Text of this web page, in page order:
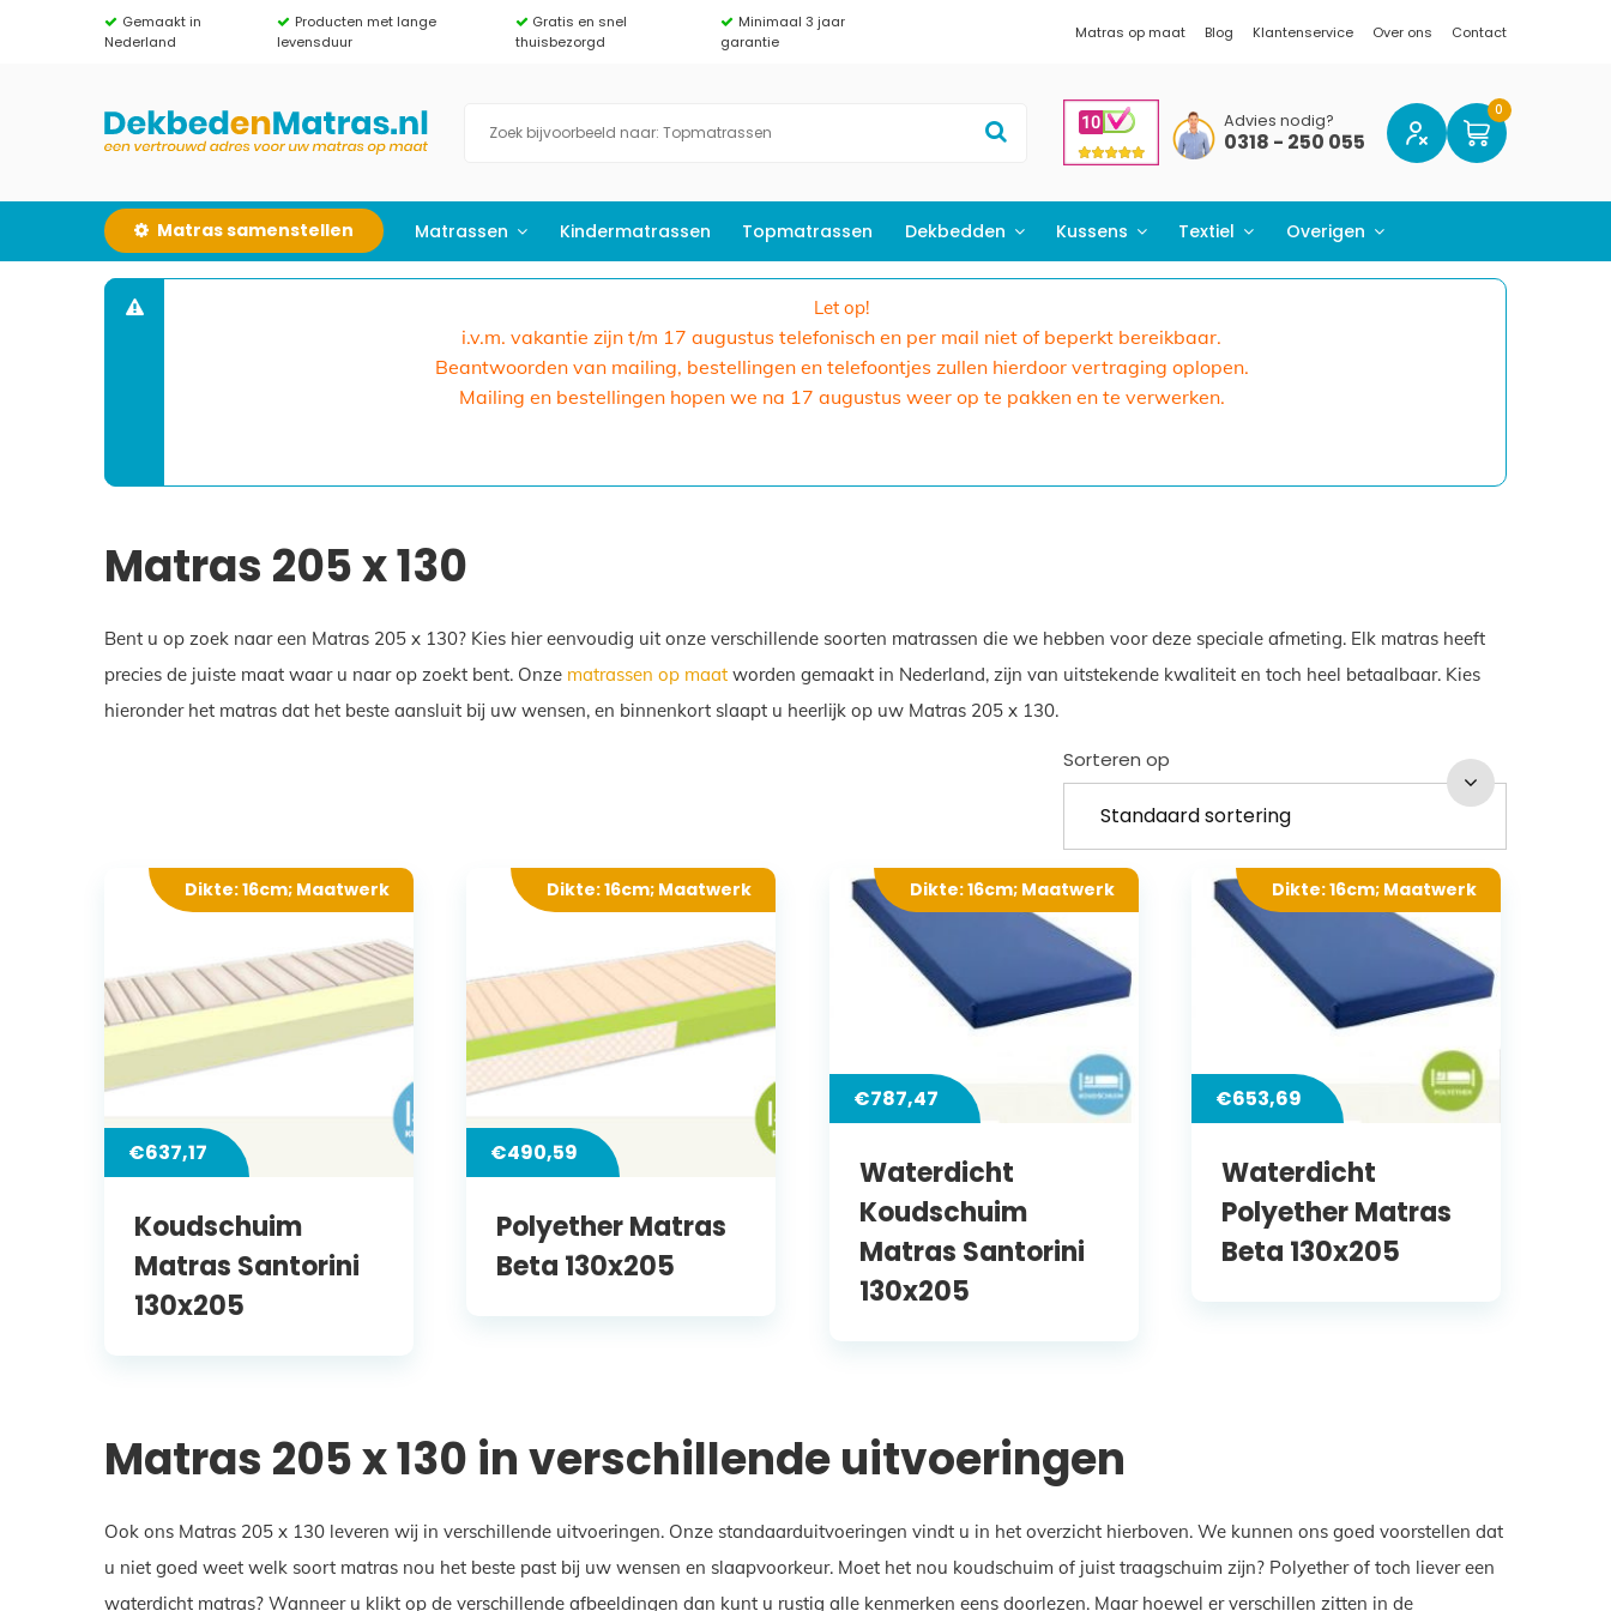
Gemaakt in
Nederland
Producten met lange
levensduur
Gratis en snel
thuisbezorgd
Minimaal 3 jaar
garantie
Matras op maat Blog Klantenservice Over ons Contact
Advies nodig?
0318 - 250 055
Matras samenstellen Matrassen Kindermatrassen Topmatrassen Dekbedden Kussens Textiel Overigen
Let op!
i.v.m. vakantie zijn t/m 17 augustus telefonisch en per mail niet of beperkt bereikbaar.
Beantwoorden van mailing, bestellingen en telefoontjes zullen hierdoor vertraging oplopen.
Mailing en bestellingen hopen we na 17 augustus weer op te pakken en te verwerken.
Matras 205 x 130
Bent u op zoek naar een Matras 205 x 130? Kies hier eenvoudig uit onze verschillende soorten matrassen die we hebben voor deze speciale afmeting. Elk matras heeft
precies de juiste maat waar u naar op zoekt bent. Onze matrassen op maat worden gemaakt in Nederland, zijn van uitstekende kwaliteit en toch heel betaalbaar. Kies
hieronder het matras dat het beste aansluit bij uw wensen, en binnenkort slaapt u heerlijk op uw Matras 205 x 130.
Sorteren op
Dikte: 16cm; Maatwerk
€637,17
Koudschuim
Matras Santorini
130x205
Dikte: 16cm; Maatwerk
€490,59
Polyether Matras
Beta 130x205
Dikte: 16cm; Maatwerk
€787,47
Waterdicht
Koudschuim
Matras Santorini
130x205
Dikte: 16cm; Maatwerk
€653,69
Waterdicht
Polyether Matras
Beta 130x205
Matras 205 x 130 in verschillende uitvoeringen
Ook ons Matras 205 x 130 leveren wij in verschillende uitvoeringen. Onze standaarduitvoeringen vindt u in het overzicht hierboven. We kunnen ons goed voorstellen dat
u niet goed weet welk soort matras nou het beste past bij uw wensen en slaapvoorkeur. Moet het nou koudschuim of juist traagschuim zijn? Polyether of toch liever een
waterdicht matras? Wanneer u klikt op de verschillende afbeeldingen dan kunt u rustig alle kenmerken eens doorlezen. Maar hoewel er verschillen zitten in de